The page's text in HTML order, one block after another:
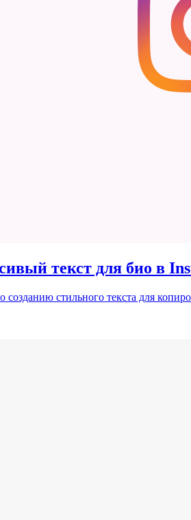
текст для био в
созданию стильного текста для